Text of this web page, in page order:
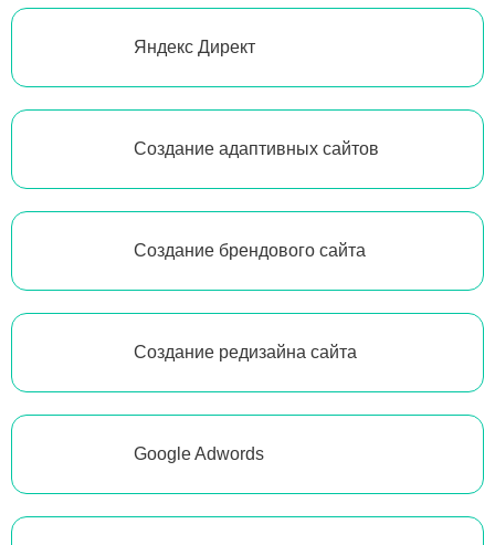
Яндекс Директ
Создание адаптивных сайтов
Создание брендового сайта
Создание редизайна сайта
Google Adwords